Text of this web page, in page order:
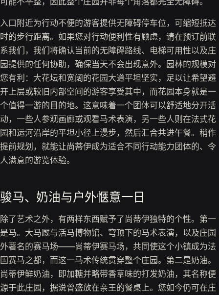
入口附近为行动不便的游客提供无障碍停车位，可缩短抵达
时的步行距离。如果您对行动便利性有顾虑，请在预订前联
系我们，我们将确认当前的无障碍路线、电梯可用性以及庄
园提供的任何协助，确保当天不会出现意外。园林的规模对
您有利：大花坛和宽阔的花园大道平坦坚实，足以让希望避
开上层或较旧内部空间的游客享受其中，而花园本身就是一
个值得一游的目的地。这意味着一个团体可以舒适地分开活
动，一些人参观画廊或观看马术表演，另一些人则在法式花
园和运河沿岸的平坦小径上漫步，然后汇合共进午餐。稍作
提前规划，就能让尚蒂伊成为适合不同行动能力团体的、令
人满意的游览体验。
骏马、奶油与户外惬意一日
除了艺术之外，有两样东西赋予了尚蒂伊独特的个性。第一
是马。大马厩与活马博物馆、穹顶下的马术表演，以及庄园
外著名的赛马场——尚蒂伊赛马场，共同使这个小镇成为法
国赛马之都，而这一马术传统贯穿整个庄园。第二是奶油。
尚蒂伊鲜奶油，即加糖并略带香草味的打发奶油，其名称便
源于此庄园，据说曾盛放在亲王的餐桌上。您如今仍可在庄